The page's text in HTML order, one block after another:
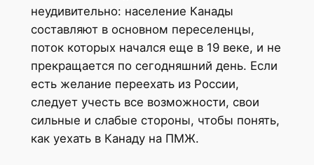
неудивительно: население Канады
составляют в основном переселенцы,
поток которых начался еще в 19 веке, и не
прекращается по сегодняшний день. Если
есть желание переехать из России,
следует учесть все возможности, свои
сильные и слабые стороны, чтобы понять,
как уехать в Канаду на ПМЖ.